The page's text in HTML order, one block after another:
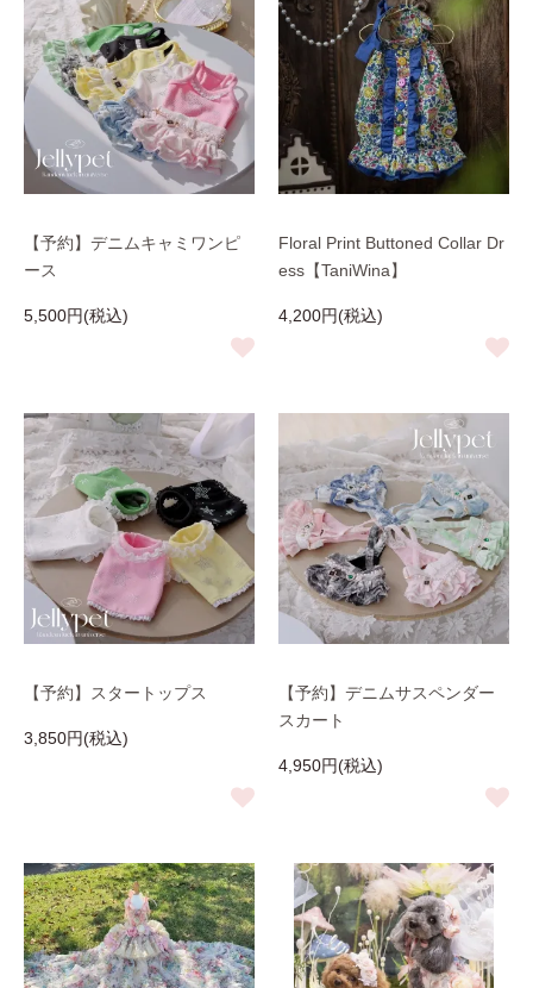
【予約】デニムキャミワンピ
ース
5,500円(税込)
Floral Print Buttoned Collar Dr
ess【TaniWina】
4,200円(税込)
【予約】スタートップス
3,850円(税込)
【予約】デニムサスペンダー
スカート
4,950円(税込)